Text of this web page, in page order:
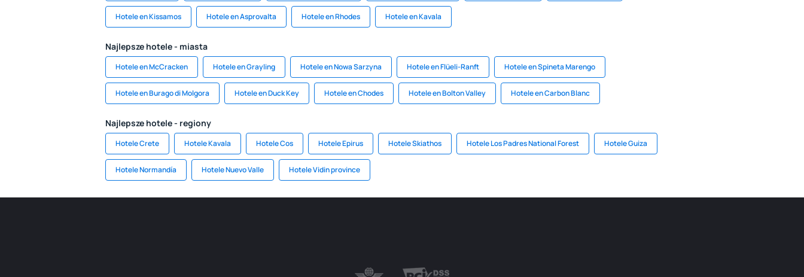
Hotele en Kissamos Hotele en Asprovalta Hotele en Rhodes Hotele en Kavala
Najlepsze hotele - miasta
Hotele en McCracken Hotele en Grayling Hotele en Nowa Sarzyna Hotele en Flüeli-Ranft Hotele en Spineta Marengo
Hotele en Burago di Molgora Hotele en Duck Key Hotele en Chodes Hotele en Bolton Valley Hotele en Carbon Blanc
Najlepsze hotele - regiony
Hotele Crete Hotele Kavala Hotele Cos Hotele Epirus Hotele Skiathos Hotele Los Padres National Forest Hotele Guiza
Hotele Normandía Hotele Nuevo Valle Hotele Vidin province